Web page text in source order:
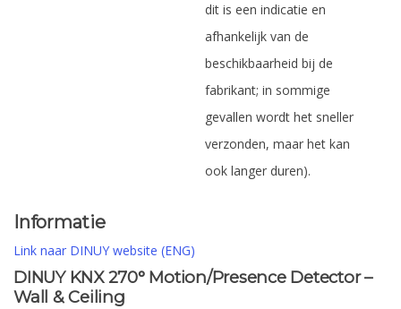
dit is een indicatie en
afhankelijk van de
beschikbaarheid bij de
fabrikant; in sommige
gevallen wordt het sneller
verzonden, maar het kan
ook langer duren).
Informatie
Link naar DINUY website (ENG)
DINUY KNX 270° Motion/Presence Detector –
Wall & Ceiling